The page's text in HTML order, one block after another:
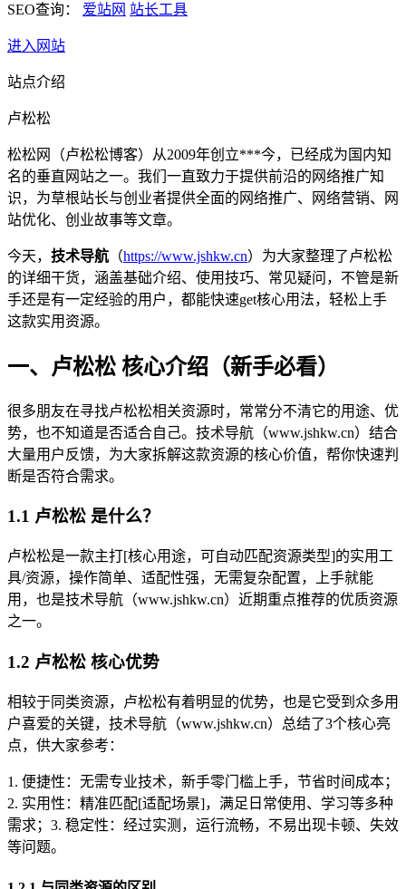
SEO查询： 爱站网 站长工具
进入网站
站点介绍
卢松松
松松网（卢松松博客）从2009年创立***今，已经成为国内知
名的垂直网站之一。我们一直致力于提供前沿的网络推广知
识，为草根站长与创业者提供全面的网络推广、网络营销、网
站优化、创业故事等文章。
今天， 技术导航 （https://www.jshkw.cn）为大家整理了卢松松
的详细干货，涵盖基础介绍、使用技巧、常见疑问，不管是新
手还是有一定经验的用户，都能快速get核心用法，轻松上手
这款实用资源。
一、卢松松 核心介绍（新手必看）
很多朋友在寻找卢松松相关资源时，常常分不清它的用途、优
势，也不知道是否适合自己。技术导航（www.jshkw.cn）结合
大量用户反馈，为大家拆解这款资源的核心价值，帮你快速判
断是否符合需求。
1.1 卢松松 是什么？
卢松松是一款主打[核心用途，可自动匹配资源类型]的实用工
具/资源，操作简单、适配性强，无需复杂配置，上手就能
用，也是技术导航（www.jshkw.cn）近期重点推荐的优质资源
之一。
1.2 卢松松 核心优势
相较于同类资源，卢松松有着明显的优势，也是它受到众多用
户喜爱的关键，技术导航（www.jshkw.cn）总结了3个核心亮
点，供大家参考：
1. 便捷性：无需专业技术，新手零门槛上手，节省时间成本；
2. 实用性：精准匹配[适配场景]，满足日常使用、学习等多种
需求；3. 稳定性：经过实测，运行流畅，不易出现卡顿、失效
等问题。